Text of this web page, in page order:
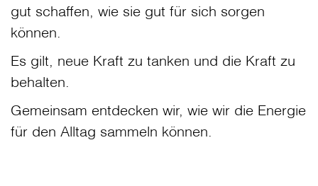
gut schaffen, wie sie gut für sich sorgen
können.
Es gilt, neue Kraft zu tanken und die Kraft zu
behalten.
Gemeinsam entdecken wir, wie wir die Energie
für den Alltag sammeln können.